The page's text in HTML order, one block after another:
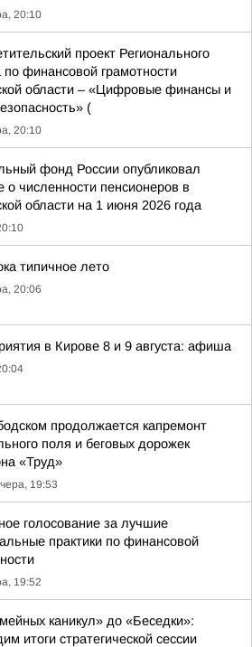
20:10
проект Регионального
по финансовой грамотности
области – «Цифровые финансы и
(
20:10
фонд России опубликовал
о численности пенсионеров в
области на 1 июня 2026 года
типичное лето
20:06
в Кирове 8 и 9 августа: афиша
продолжается капремонт
поля и беговых дорожек
«Труд»
19:53
голосование за лучшие
практики по финансовой
19:52
каникул» до «Беседки»:
итоги стратегической сессии